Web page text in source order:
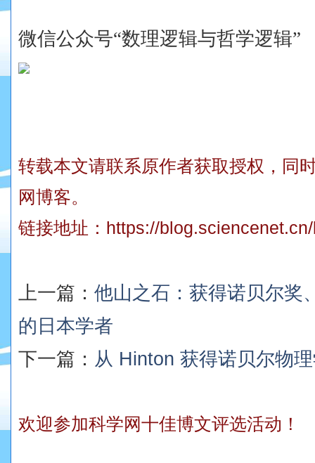
微信公众号“数理逻辑与哲学逻辑”
转载本文请联系原作者获取授权，同
网博客。
链接地址： https://
上一篇： 他山之石：获得诺贝尔奖
的日本学者
下一篇： 从 Hinton 获得诺贝尔物
欢迎参加科学网十佳博文评选活动！